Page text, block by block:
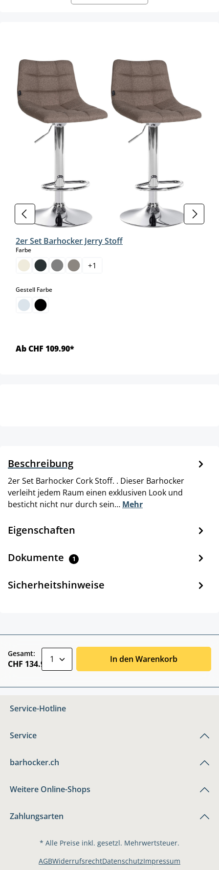
2er Set Barhocker Jerry Stoff
Farbeauswählen
+1
Gestell Farbeauswählen
Ab CHF 109.90*
Beschreibung
2er Set Barhocker Cork Stoff. . Dieser Barhocker
verleiht jedem Raum einen exklusiven Look und
besticht nicht nur durch sein… Mehr
Eigenschaften
Dokumente 1
Sicherheitshinweise
Gesamt:
CHF 134.90 In den Warenkorb
Service-Hotline
Service
barhocker.ch
Weitere Online-Shops
Zahlungsarten
* Alle Preise inkl. gesetzl. Mehrwertsteuer.
AGBWiderrufsrechtDatenschutzImpressum